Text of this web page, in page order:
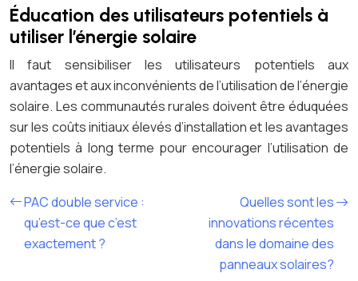
Éducation des utilisateurs potentiels à
utiliser l’énergie solaire
Il faut sensibiliser les utilisateurs potentiels aux
avantages et aux inconvénients de l’utilisation de l’énergie
solaire. Les communautés rurales doivent être éduquées
sur les coûts initiaux élevés d’installation et les avantages
potentiels à long terme pour encourager l’utilisation de
l’énergie solaire.
PAC double service :
qu’est-ce que c’est
exactement ?
Quelles sont les
innovations récentes
dans le domaine des
panneaux solaires?